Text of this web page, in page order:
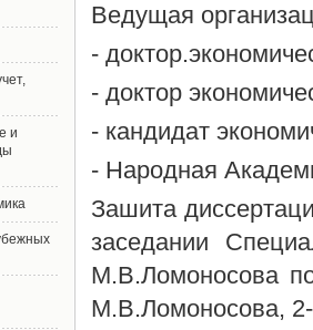
Ведущая
-
- доктор
- кандидат
- Народная
Зашита
заседании
М.В.Ломоносова
М.В.Ломоносова, 2-
и